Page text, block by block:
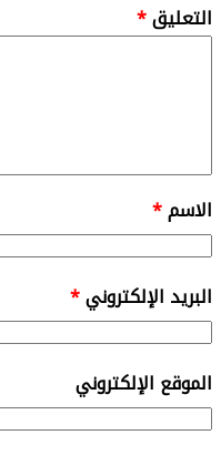
التعليق*
الاسم*
البريد الإلكتروني*
الموقع الإلكتروني